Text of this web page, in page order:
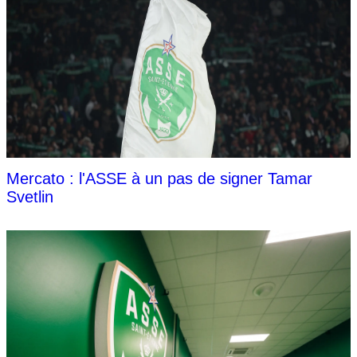
Mercato : l'ASSE à un pas de signer Tamar
Svetlin